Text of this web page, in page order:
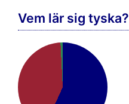
Vem lär sig tyska?